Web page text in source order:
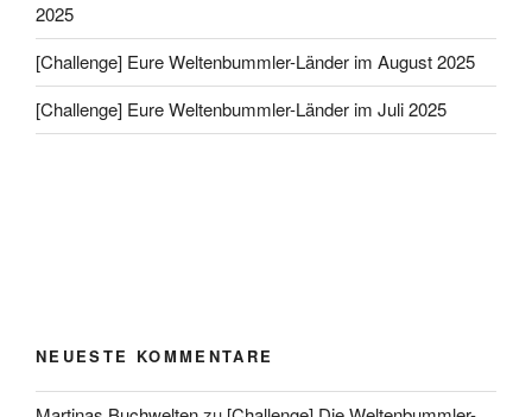
2025
[Challenge] Eure Weltenbummler-Länder im August 2025
[Challenge] Eure Weltenbummler-Länder im Juli 2025
NEUESTE KOMMENTARE